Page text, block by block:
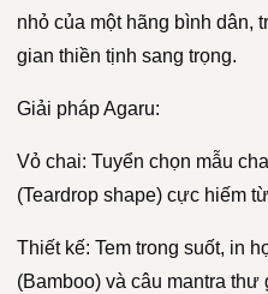
nhỏ của một hãng bình dân,
gian thiền tịnh sang trọng.
Giải pháp Agaru:
Vỏ chai: Tuyển chọn mẫu
(Teardrop shape) cực hiếm
Thiết kế: Tem trong suốt, in
(Bamboo) và câu mantra thư